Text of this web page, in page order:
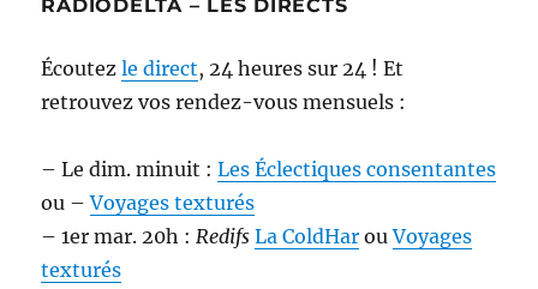
RADIODELTA – LES DIRECTS
Écoutezle direct, 24 heures sur 24 ! Et
retrouvez vos rendez-vous mensuels :
– Le dim. minuit :Les Éclectiques consentantes
ou –Voyages texturés
– 1er mar. 20h : Redifs La ColdHar ouVoyages
texturés